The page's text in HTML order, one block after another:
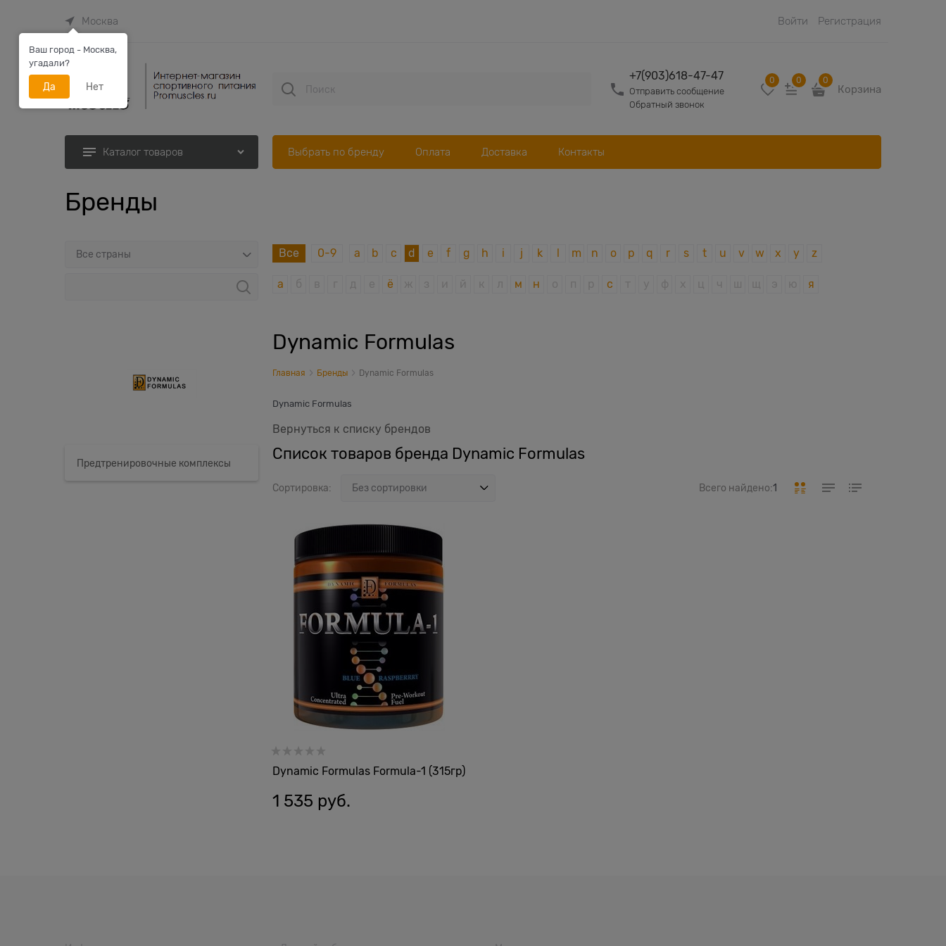
Москва Войти Регистрация
+7(903)618-47-47
Отправить сообщение
Обратный звонок
0 0 0
Корзина
Каталог товаров Выбрать по бренду Оплата Доставка Контакты
Бренды
Все 0-9 a b c d e f g h i j k m n o p q r s t u v w x y z
а ё м н с я
Предтренировочные комплексы
Dynamic Formulas
Главная Бренды Dynamic Formulas
Dynamic Formulas
Вернуться к списку брендов
Список товаров бренда Dynamic Formulas
Сортировка: Всего найдено:1
Dynamic Formulas Formula-1 (315гр)
1 535 руб.
Ваш город - Москва,
угадали?
Да Нет